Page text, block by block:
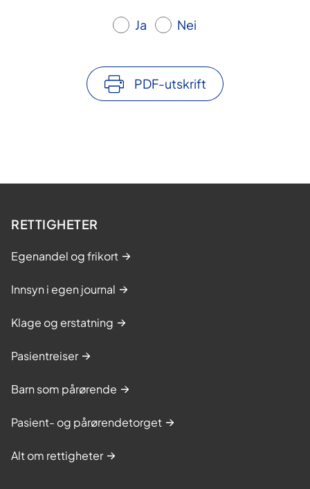
Ja Nei
PDF-utskrift
RETTIGHETER
Egenandel og frikort
Innsyn i egen journal
Klage og erstatning
Pasientreiser
Barn som pårørende
Pasient- og pårørendetorget
Alt om rettigheter